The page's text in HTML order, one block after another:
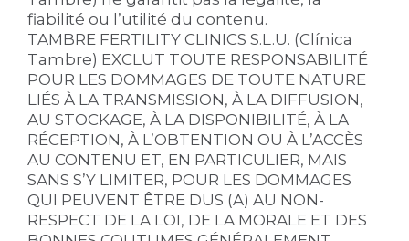
fiabilité ou l’utilité du contenu.
TAMBRE FERTILITY CLINICS S.L.U. (Clínica
Tambre) EXCLUT TOUTE RESPONSABILITÉ
POUR LES DOMMAGES DE TOUTE NATURE
LIÉS À LA TRANSMISSION, À LA DIFFUSION,
AU STOCKAGE, À LA DISPONIBILITÉ, À LA
RÉCEPTION, À L’OBTENTION OU À L’ACCÈS
AU CONTENU ET, EN PARTICULIER, MAIS
SANS S’Y LIMITER, POUR LES DOMMAGES
QUI PEUVENT ÊTRE DUS (A) AU NON-
RESPECT DE LA LOI, DE LA MORALE ET DES